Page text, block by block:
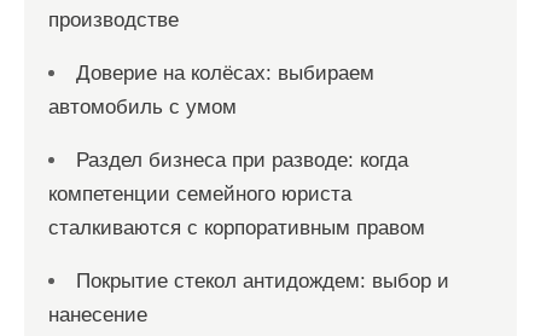
производстве
Доверие на колёсах: выбираем
автомобиль с умом
Раздел бизнеса при разводе: когда
компетенции семейного юриста
сталкиваются с корпоративным правом
Покрытие стекол антидождем: выбор и
нанесение